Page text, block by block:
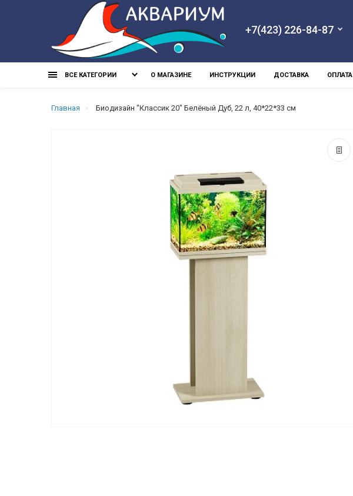
+7(423) 226-84-87
ВСЕ КАТЕГОРИИ О МАГАЗИНЕ ИНСТРУКЦИИ ДОСТАВКА ОПЛАТА
Главная Биодизайн "Классик 20" Белёный Дуб, 22 л, 40*22*33 см